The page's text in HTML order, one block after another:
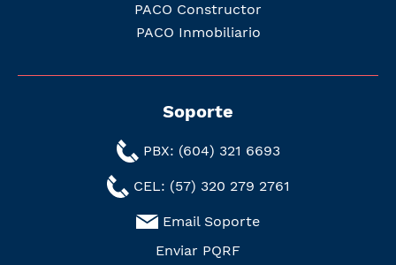
PACO Constructor
PACO Inmobiliario
Soporte
PBX: (604) 321 6693
CEL: (57) 320 279 2761
Email Soporte
Enviar PQRF